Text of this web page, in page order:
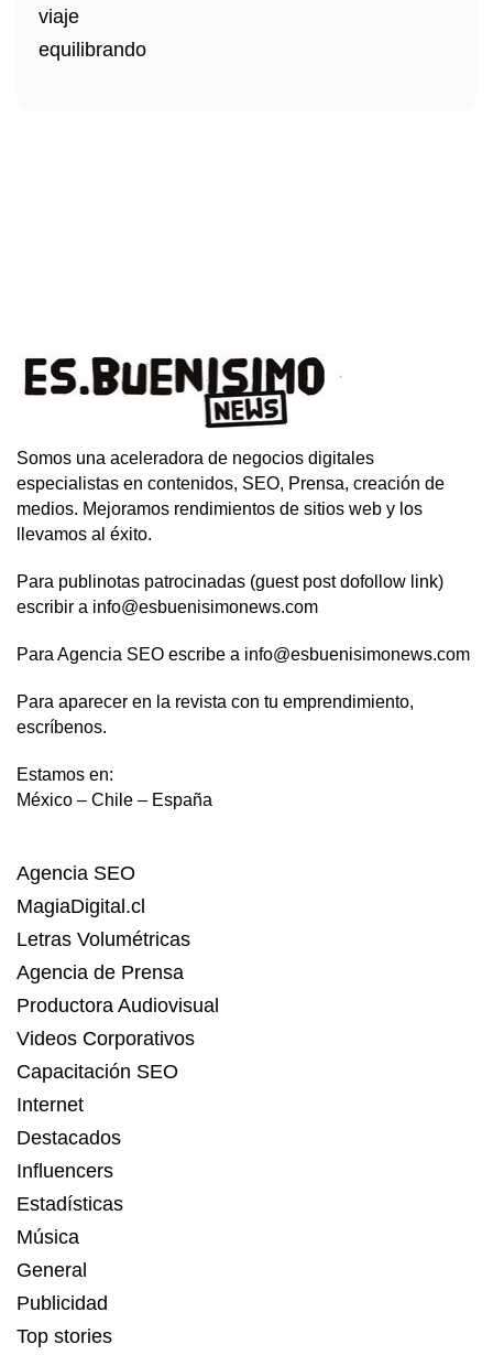
Somos una aceleradora de negocios digitales
especialistas en contenidos, SEO, Prensa, creación de
medios. Mejoramos rendimientos de sitios web y los
llevamos al éxito.
Para publinotas patrocinadas (guest post dofollow link)
escribir a info@esbuenisimonews.com
Para Agencia SEO escribe a info@esbuenisimonews.com
Para aparecer en la revista con tu emprendimiento,
escríbenos.
Estamos en:
México – Chile – España
Agencia SEO
MagiaDigital.cl
Letras Volumétricas
Agencia de Prensa
Productora Audiovisual
Videos Corporativos
Capacitación SEO
Internet
Destacados
Influencers
Estadísticas
Música
General
Publicidad
Top stories